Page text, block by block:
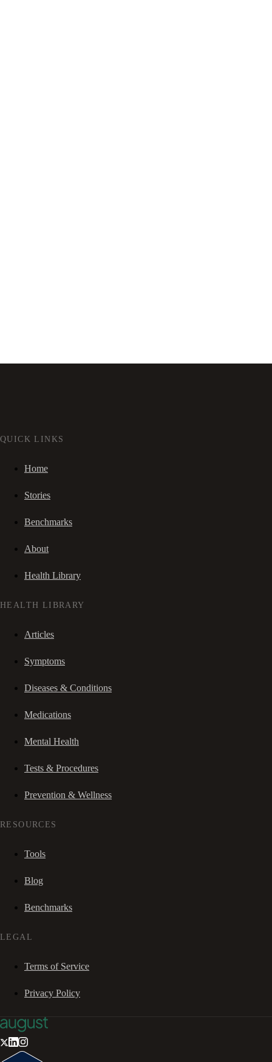
QUICK LINKS
Home
Stories
Benchmarks
About
Health Library
HEALTH LIBRARY
Articles
Symptoms
Diseases & Conditions
Medications
Mental Health
Tests & Procedures
Prevention & Wellness
RESOURCES
Tools
Blog
Benchmarks
LEGAL
Terms of Service
Privacy Policy